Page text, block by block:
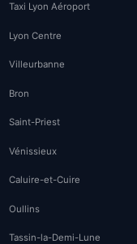
Taxi Lyon Aéroport
Lyon Centre
Villeurbanne
Bron
Saint-Priest
Vénissieux
Caluire-et-Cuire
Oullins
Tassin-la-Demi-Lune